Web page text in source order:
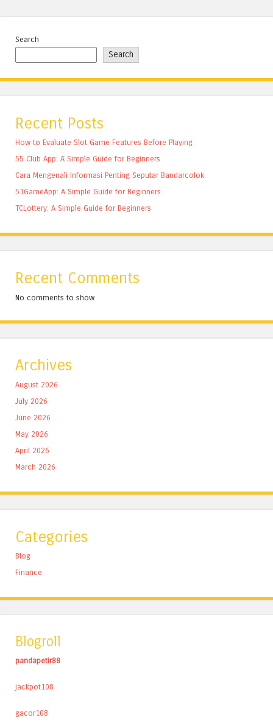
Search
Search
Recent Posts
How to Evaluate Slot Game Features Before Playing
55 Club App: A Simple Guide for Beginners
Cara Mengenali Informasi Penting Seputar Bandarcolok
51GameApp: A Simple Guide for Beginners
TCLottery: A Simple Guide for Beginners
Recent Comments
No comments to show.
Archives
August 2026
July 2026
June 2026
May 2026
April 2026
March 2026
Categories
Blog
Finance
Blogroll
pandapetir88
jackpot108
gacor108